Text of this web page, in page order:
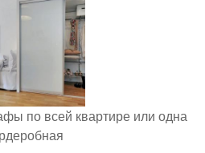
по всей квартире или одна